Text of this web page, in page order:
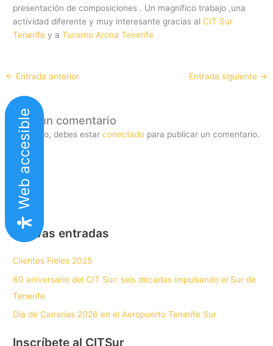
presentación de composiciones . Un magnífico trabajo ,una
actividad diferente y muy interesante gracias alCIT Sur
Tenerife y aTurismo Arona Tenerife
← Entrada anterior Entrada siguiente →
Deja un comentario
Lo siento, debes estarconectado para publicar un comentario.
Nuevas entradas
Clientes Fieles 2025
60 aniversario del CIT Sur: seis décadas impulsando el Sur de
Tenerife
Día de Canarias 2026 en el Aeropuerto Tenerife Sur
Inscríbete al CITSur
Web accesible